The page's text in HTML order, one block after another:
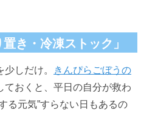
き・冷凍ストック」
しだけ。
きんぴらごぼうの
ておくと、平日の自分が救わ
る元気”すらない日もあるの